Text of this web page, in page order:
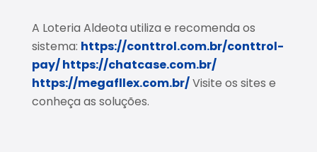
A Loteria Aldeota utiliza e recomenda os
sistema: https://conttrol.com.br/conttrol-
pay/https://chatcase.com.br/
https://megafllex.com.br/Visite os sites e
conheça as soluções.